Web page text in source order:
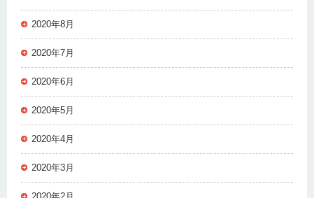
2020年8月
2020年7月
2020年6月
2020年5月
2020年4月
2020年3月